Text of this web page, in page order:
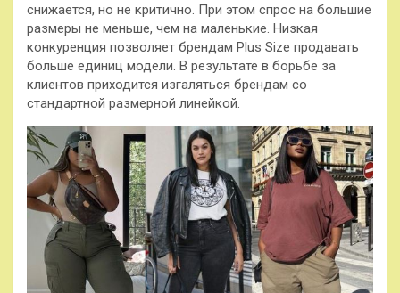
снижается, но не критично. При этом спрос на большие
размеры не меньше, чем на маленькие. Низкая
конкуренция позволяет брендам Plus Size продавать
больше единиц модели. В результате в борьбе за
клиентов приходится изгаляться брендам со
стандартной размерной линейкой.